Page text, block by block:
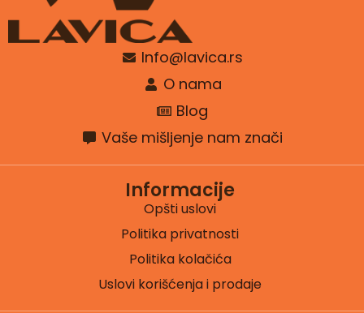
Info@lavica.rs
O nama
Blog
Vaše mišljenje nam znači
Informacije
Opšti uslovi
Politika privatnosti
Politika kolačića
Uslovi korišćenja i prodaje